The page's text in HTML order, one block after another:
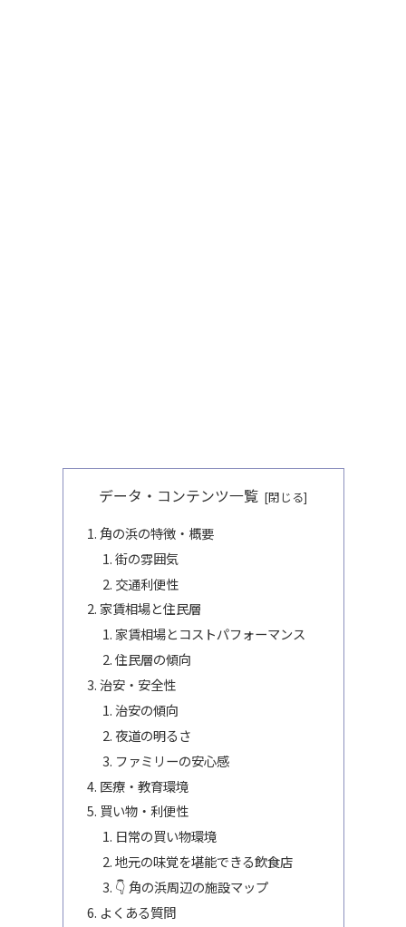
データ・コンテンツ一覧
角の浜の特徴・概要
街の雰囲気
交通利便性
家賃相場と住民層
家賃相場とコストパフォーマンス
住民層の傾向
治安・安全性
治安の傾向
夜道の明るさ
ファミリーの安心感
医療・教育環境
買い物・利便性
日常の買い物環境
地元の味覚を堪能できる飲食店
👇 角の浜周辺の施設マップ
よくある質問